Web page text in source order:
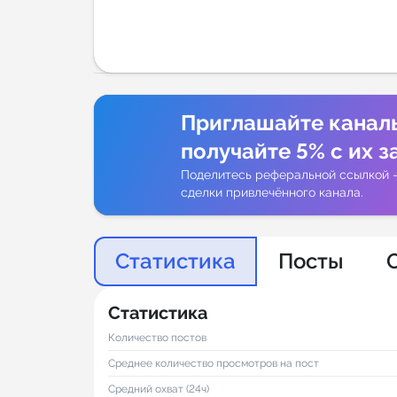
Приглашайте
получайте 5% с их
Поделитесь реферальной ссылкой
сделки привлечённого канала.
Статистика Посты
Статистика
Количество постов
Среднее количество просмотров на пост
Средний охват (24ч)